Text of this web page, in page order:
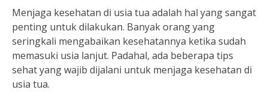
Menjaga kesehatan di usia tua adalah hal yang sangat
penting untuk dilakukan. Banyak orang yang
seringkali mengabaikan kesehatannya ketika sudah
memasuki usia lanjut. Padahal, ada beberapa tips
sehat yang wajib dijalani untuk menjaga kesehatan di
usia tua.